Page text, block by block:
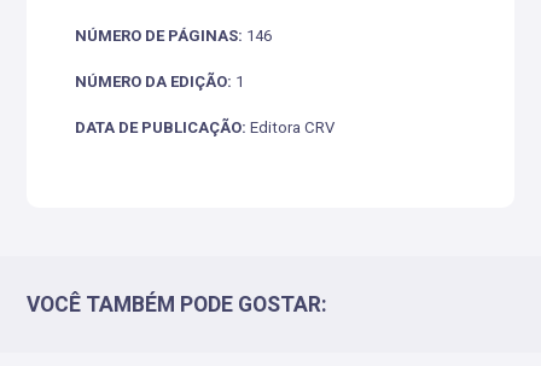
NÚMERO DE PÁGINAS: 146
NÚMERO DA EDIÇÃO: 1
DATA DE PUBLICAÇÃO: Editora CRV
VOCÊ TAMBÉM PODE GOSTAR: